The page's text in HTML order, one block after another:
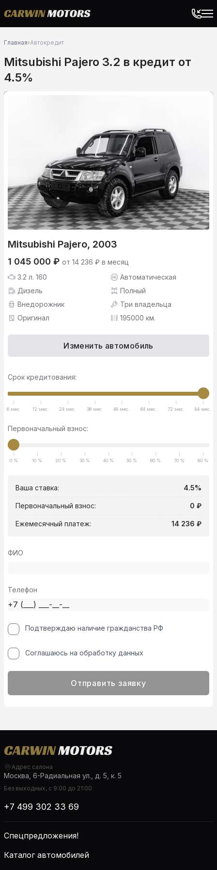
Главная›Автокредит
Mitsubishi Pajero 3.2 в кредит от
4.5%
Mitsubishi Pajero, 2003
1 045 000 ₽ от 14 236 ₽ в месяц
3.2 л. 160
Автоматическая
Дизель
Полный
Внедорожник
Три владельца
Оригинал
195000 км.
Изменить автомобиль
Срок кредитования:
6 мес. 12 мес. 24 мес. 36 мес. 48 мес. 64 мес. 72 мес. 84 мес.
Первоначальный взнос:
0 % 10 % 20 % 30 % 40 % 50 % 60 % 70 % 80 %
Ваша ставка: 4.5%
Первоначальный взнос: 0 ₽
Ежемесячный платеж: 14 236 ₽
ФИО
Телефон
Подтверждаю наличие гражданства РФ
Соглашаюсь на обработку данных
Отправить заявку
Адрес салона
Москва, 6-Радиальная ул., д. 5, к. 5
Без выходных, с 9:00 до 21:00
+7 499 302 33 69
Спецпредложения!
Каталог автомобилей